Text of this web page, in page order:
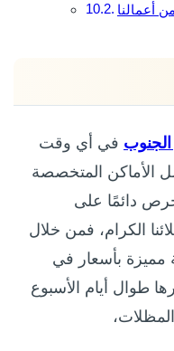
في أي وقت
الأماكن المتخصصة
دائمًا على
الكرام، فمن خلال
بأسعار في
طوال أيام الأسبوع